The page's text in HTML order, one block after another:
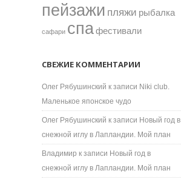
пейзажи пляжи рыбалка
сафари спафестивали
СВЕЖИЕ КОММЕНТАРИИ
Олег Рябушинский к записи Niki club.
Маленькое японское чудо
Олег Рябушинский к записи Новый год в
снежной иглу в Лапландии. Мой план
Владимир к записи Новый год в
снежной иглу в Лапландии. Мой план